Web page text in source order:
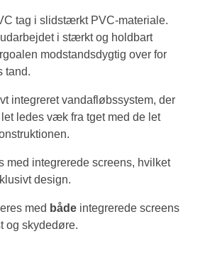
tag i slidstærkt PVC-materiale.
i stærkt og holdbart
modstandsdygtig over for
tand.
integreret vandafløbssystem, der
ledes væk fra tget med de let
med integrerede screens, hvilket
design.
med både integrerede screens
og skydedøre.